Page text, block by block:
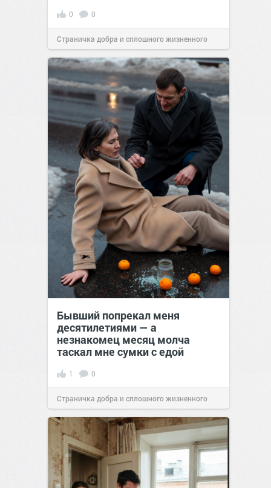
0 0
Страничка добра и сплошного жизненного
позитива!00:2807 авг 2026
Бывший попрекал меня
десятилетиями — а
незнакомец месяц молча
таскал мне сумки с едой
1 0
Страничка добра и сплошного жизненного
позитива!00:2807 авг 2026